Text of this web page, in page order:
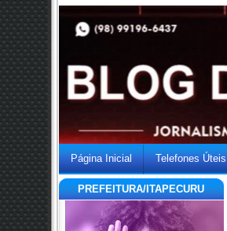
Página Inicial Telefones Úteis
PREFEITURA/ITAPECURU